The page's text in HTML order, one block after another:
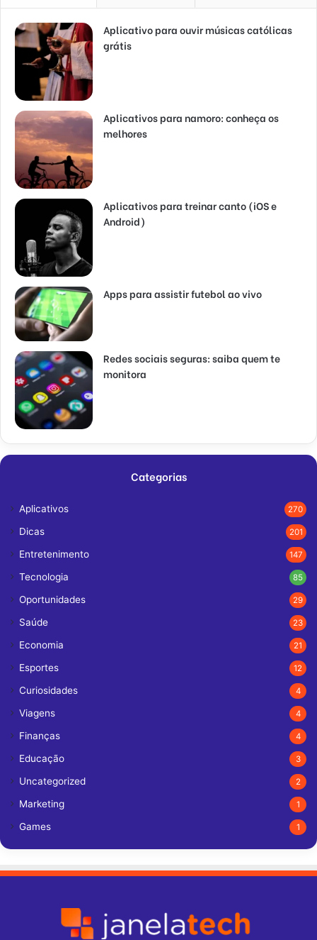
Aplicativo para ouvir músicas católicas
grátis
Aplicativos para namoro: conheça os
melhores
Aplicativos para treinar canto (iOS e
Android)
Apps para assistir futebol ao vivo
Redes sociais seguras: saiba quem te
monitora
Categorias
Aplicativos 270
Dicas 201
Entretenimento 147
Tecnologia 85
Oportunidades 29
Saúde 23
Economia 21
Esportes 12
Curiosidades 4
Viagens 4
Finanças 4
Educação 3
Uncategorized 2
Marketing 1
Games 1